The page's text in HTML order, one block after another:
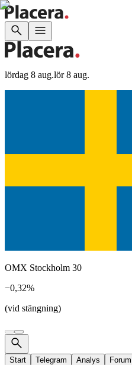
lördag 8 aug.lör 8 aug.
OMX Stockholm 30
−0,32%
(vid stängning)
Start Telegram Analys Forum